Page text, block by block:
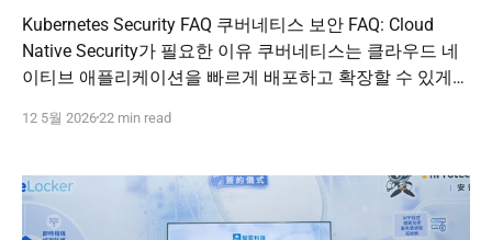
Kubernetes Security FAQ 쿠버네티스 보안 FAQ: Cloud
Native Security가 필요한 이유 쿠버네티스는 클라우드 네
이티브 애플리케이션을 빠르게 배포하고 확장할 수 있게
잡한 관리 대상을 만듭니다. 컨테이너, 파드, 노드, 서비스
경로가 동적으로 생성되고 변경되기 때문입니다. 따라서
쿠버네티스
12 5월 202622 min read